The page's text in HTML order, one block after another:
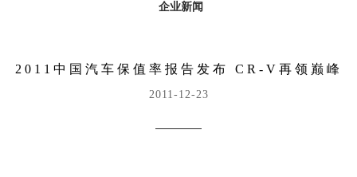
企业新闻
2011中国汽车保值率报告发布 CR-V再领巅峰
2011-12-23